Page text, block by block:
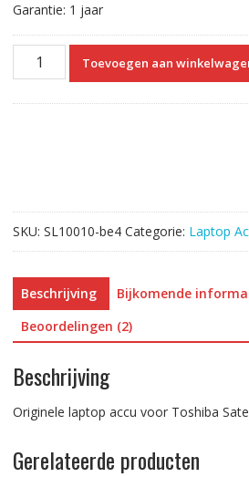
Garantie: 1 jaar
Originele
L40W-
C
aantal
Toevoegen aan
SKU: SL10010-be4 Categorie: Laptop
Beschrijving
Bijkomende
Beoordelingen (2)
Beschrijving
Originele laptop accu voor Toshiba
Gerelateerde producten